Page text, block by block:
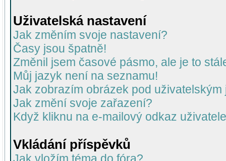
Uživatelská nastavení
Jak změním svoje nastavení?
Časy jsou špatně!
Změnil jsem časové pásmo, ale je to
Můj jazyk není na seznamu!
Jak zobrazím obrázek pod uživatelským
Jak změní svoje zařazení?
Když kliknu na e-mailový odkaz
Vkládání příspěvků